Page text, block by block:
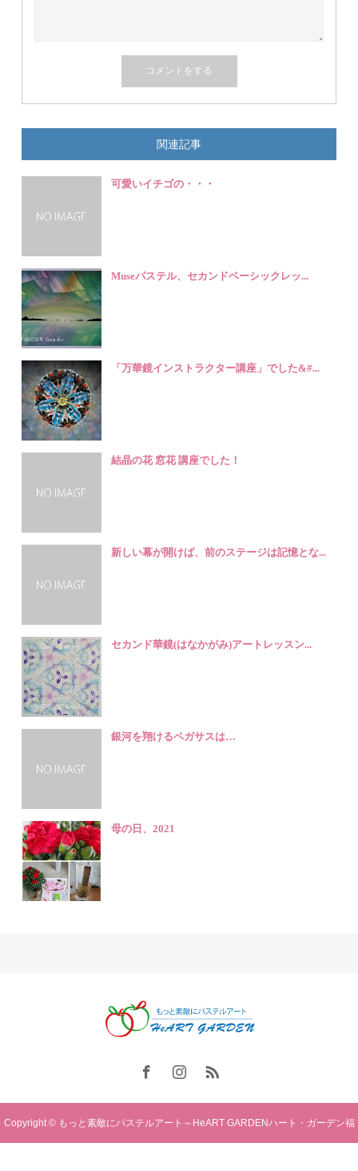
関連記事
可愛いイチゴの・・・
Museパステル、セカンドベーシックレッ...
「万華鏡インストラクター講座」でした&#...
結晶の花 窓花 講座でした！
新しい幕が開けば、前のステージは記憶とな...
セカンド華鏡(はなかがみ)アートレッスン...
銀河を翔けるペガサスは…
母の日、2021
Copyright © もっと素敵にパステルアート～HeART GARDENハート・ガーデン福